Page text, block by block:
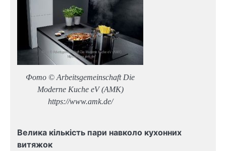
Фото © Arbeitsgemeinschaft Die
Moderne Kuche eV (AMK)
https://www.amk.de/
Велика кількість пари навколо кухонних
витяжок